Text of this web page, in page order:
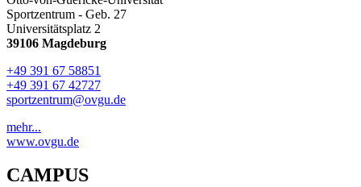
Sportzentrum - Geb. 27
Universitätsplatz 2
39106 Magdeburg
+49 391 67 58851
+49 391 67 42727
sportzentrum@ovgu.de
mehr...
www.ovgu.de
CAMPUS